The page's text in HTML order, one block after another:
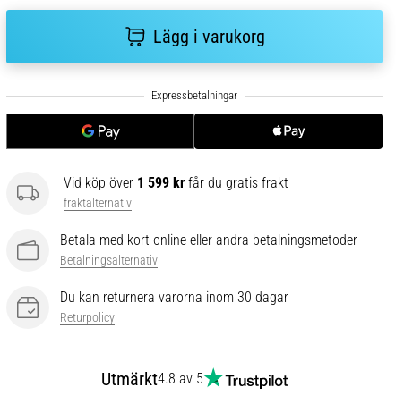
Lägg i varukorg
Vid köp över 1 599 kr får du gratis frakt
fraktalternativ
Betala med kort online eller andra betalningsmetoder
Betalningsalternativ
Du kan returnera varorna inom 30 dagar
Returpolicy
Utmärkt4.8 av 5